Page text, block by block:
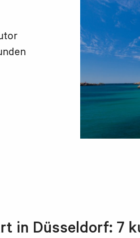
in Düsseldorf: 7